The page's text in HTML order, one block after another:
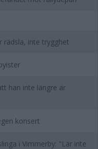
rädsla, inte trygghet
han inte längre är
konsert
i Vimmerby: "Lär inte